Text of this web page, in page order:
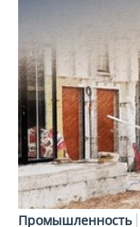
Промышленность